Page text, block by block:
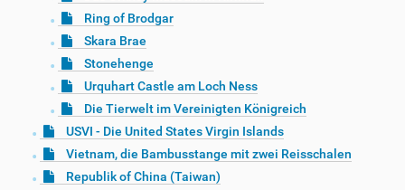
Ring of Brodgar
Skara Brae
Stonehenge
Urquhart Castle am Loch Ness
Die Tierwelt im Vereinigten Königreich
USVI - Die United States Virgin Islands
Vietnam, die Bambusstange mit zwei Reisschalen
Republik of China (Taiwan)